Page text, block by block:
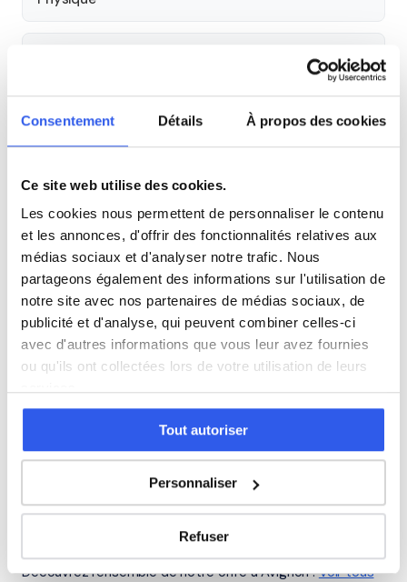
Consentement Détails À propos des cookies
Ce site web utilise des cookies.
Les cookies nous permettent de personnaliser le contenu
et les annonces, d'offrir des fonctionnalités relatives aux
médias sociaux et d'analyser notre trafic. Nous
partageons également des informations sur l'utilisation de
notre site avec nos partenaires de médias sociaux, de
publicité et d'analyse, qui peuvent combiner celles-ci
avec d'autres informations que vous leur avez fournies
ou qu'ils ont collectées lors de votre utilisation de leurs
Tout autoriser
Personnaliser
Refuser
Philosophie
Espagnol
Allemand
Cours par niveau
Première Terminale
Études supérieures
Tous les cours particuliers à Avignon
Découvrez l'ensemble de notre offre à Avignon :Voir tous